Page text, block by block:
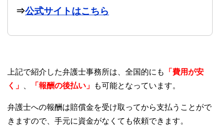
⇒公式サイトはこちら
上記で紹介した弁護士事務所は、全国的にも
「費用が安
く」
「報酬の後払い」 も可能となっています。
弁護士への報酬は賠償金を受け取ってから支払うことがで
きますので、手元に資金がなくても依頼できます。